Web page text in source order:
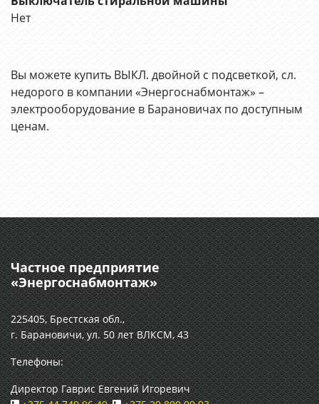
Нет
Вы можете купить ВЫКЛ. двойной с подсветкой, сл.
недорого в компании «Энергоснабмонтаж» –
электрооборудование в Барановичах по доступным
ценам.
Частное предприятие
«Энергоснабмонтаж»
225405, Брестская обл.,
г. Барановичи, ул. 50 лет ВЛКСМ, 43
Телефоны:
Директор Гаврис Евгений Игоревич